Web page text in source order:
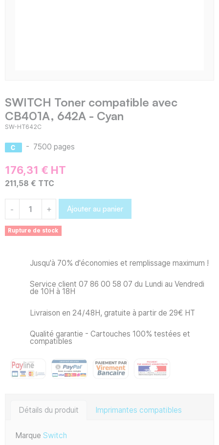
SWITCH Toner compatible avec
CB401A, 642A - Cyan
SW-HT642C
- 7500 pages
176,31 € HT
211,58 € TTC
- + Ajouter au panier
Rupture de stock
Jusqu'à 70% d'économies et remplissage maximum !
Service client 07 86 00 58 07 du Lundi au Vendredi
de 10H à 18H
Livraison en 24/48H, gratuite à partir de 29€ HT
Qualité garantie - Cartouches 100% testées et
compatibles
Détails du produit Imprimantes compatibles
Marque Switch